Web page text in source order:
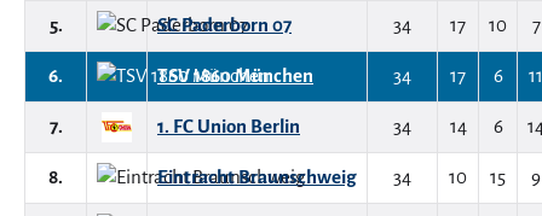
5. SC Paderborn 07 34 17 10 7
6. TSV 1860 München 34 17 6 11
7. 1. FC Union Berlin 34 14 6
8. Eintracht Braunschweig 34 10 15 9